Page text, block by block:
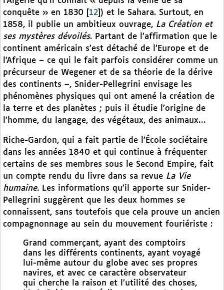
conquête » en 1830
12 ) et le Sahara. Surtout, en
1858, il publie un ambitieux ouvrage, La Création et
ses mystères dévoilés. Partant de l’affirmation que le
continent américain s’est détaché de l’Europe et de
l’Afrique – ce qui le fait parfois considérer comme un
précurseur de Wegener et de sa théorie de la dérive
des continents –, Snider-Pellegrini envisage les
phénomènes physiques qui ont amené la création de
la terre et des planètes ; puis il étudie l’origine de
l’homme, du langage, des végétaux, des animaux…
Riche-Gardon, qui a fait partie de l’École sociétaire
dans les années 1840 et qui continue à fréquenter
certains de ses membres sous le Second Empire, fait
un compte rendu du livre dans sa revue La Vie
humaine. Les informations qu’il apporte sur Snider-
Pellegrini suggèrent que les deux hommes se
connaissent, sans toutefois que cela prouve un ancien
compagnonnage au sein du mouvement fouriériste :
Grand commerçant, ayant des comptoirs
dans les différents continents, ayant voyagé
lui-même autour du globe avec ses propres
navires, et avec ce caractère observateur
qui cherche la raison et l’utilité des choses,